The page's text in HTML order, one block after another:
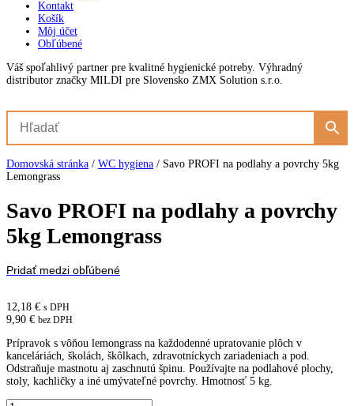
Kontakt
Košík
Môj účet
Obľúbené
Váš spoľahlivý partner pre kvalitné hygienické potreby. Výhradný
distributor značky MILDI pre Slovensko ZMX Solution s.r.o.
Domovská stránka / WC hygiena / Savo PROFI na podlahy a povrchy 5kg
Lemongrass
Savo PROFI na podlahy a povrchy
5kg Lemongrass
Pridať medzi obľúbené
12,18 € s DPH
9,90 € bez DPH
Prípravok s vôňou lemongrass na každodenné upratovanie plôch v
kanceláriách, školách, škôlkach, zdravotníckych zariadeniach a pod.
Odstraňuje mastnotu aj zaschnutú špinu. Používajte na podlahové plochy,
stoly, kachličky a iné umývateľné povrchy. Hmotnosť 5 kg.
množstvo